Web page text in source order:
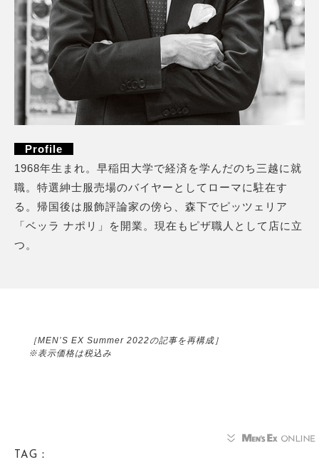
Profile
1968年生まれ。早稲田大学で経済を学んだのち三越に就
職。特選紳士服売場のバイヤーとしてローマに駐在す
る。帰国後は服飾評論家の傍ら、森下でピッツェリア
「ベッラ ナポリ」を開業。現在もピザ職人として店に立
つ。
［MEN’S EX Summer 2022の記事を再構成］
※表示価格は税込み
TAG：